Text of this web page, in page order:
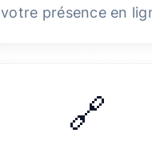
votre présence en
🔗